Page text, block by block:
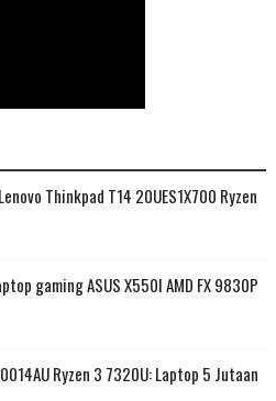
Thinkpad T14 20UES1X700 Ryzen
gaming ASUS X550I AMD FX 9830P
Ryzen 3 7320U: Laptop 5 Jutaan